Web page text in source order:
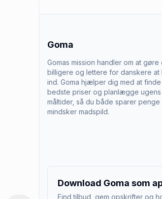
Goma
Gomas mission handler om at gøre
billigere og lettere for danskere at
ind. Goma hjælper dig med at
bedste priser og planlægge ugens
måltider, så du både sparer penge
mindsker madspild.
Download Goma som
Find tilbud, gem opskrifter og